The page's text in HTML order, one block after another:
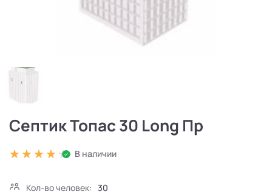
Септик Топас 30 Long Пр
В наличии
Кол-во человек: 30